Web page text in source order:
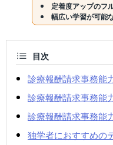
定着度アップのフ
幅広い学習が可能
目次
診療報酬請求事務能
診療報酬請求事務能
診療報酬請求事務能
独学者におすすめの